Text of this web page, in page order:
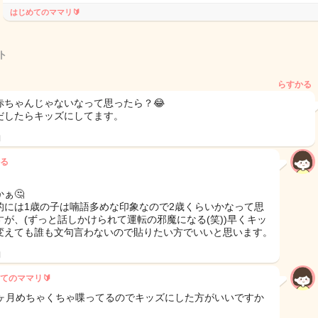
はじめてのママリ🔰
らすかる
ちゃんじゃないなって思ったら？😂
したらキッズにしてます。
ぁ🤔
には1歳の子は喃語多めな印象なので2歳くらいかなって思
が、(ずっと話しかけられて運転の邪魔になる(笑))早くキッ
えても誰も文句言わないので貼りたい方でいいと思います。
のママリ🔰
月めちゃくちゃ喋ってるのでキッズにした方がいいですか